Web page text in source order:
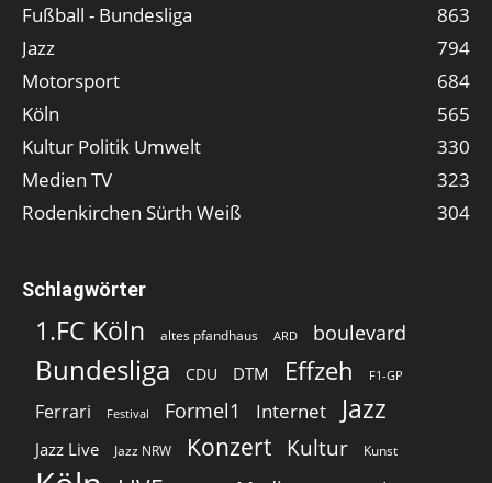
Fußball - Bundesliga
863
Jazz
794
Motorsport
684
Köln
565
Kultur Politik Umwelt
330
Medien TV
323
Rodenkirchen Sürth Weiß
304
Schlagwörter
1.FC Köln altes pfandhaus ARD boulevard
Bundesliga CDU DTM Effzeh F1-GP
Ferrari Festival Formel1 Internet Jazz
Jazz Live Jazz NRW Konzert Kultur Kunst